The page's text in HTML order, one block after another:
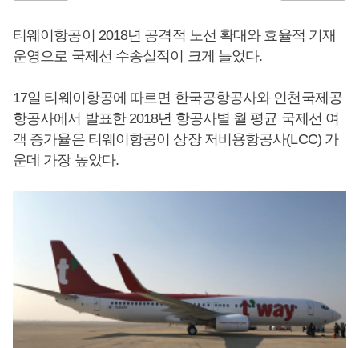
티웨이항공이 2018년 공격적 노선 확대와 효율적 기재
운영으로 국제선 수송실적이 크게 늘었다.
17일 티웨이항공에 따르면 한국공항공사와 인천국제공
항공사에서 발표한 2018년 항공사별 월 평균 국제선 여
객 증가율은 티웨이항공이 상장 저비용항공사(LCC) 가
운데 가장 높았다.